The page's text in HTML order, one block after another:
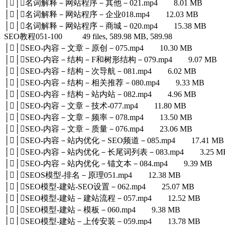
││名词解释－网站程序－其他－021.mp4 8.01 MB
││名词解释－网站程序－企业018.mp4 12.03 MB
││名词解释－网站程序－商城－020.mp4 15.38 MB
SEO教程051-100 49 files, 589.98 MB, 589.98
││SEO-内容－文章－原创－075.mp4 10.30 MB
││SEO-内容－结构－F和树形结构－079.mp4 9.07 MB
││SEO-内容－结构－次导航－081.mp4 6.02 MB
││SEO-内容－结构－相关推荐－080.mp4 9.33 MB
││SEO-内容－结构－站内站－082.mp4 4.96 MB
││SEO-内容－文章－技术-077.mp4 11.80 MB
││SEO-内容－文章－频率－078.mp4 13.50 MB
││SEO-内容－文章－质量－076.mp4 23.06 MB
││SEO-内容－站内优化－SEO频道－085.mp4 17.41 MB
││SEO-内容－站内优化－长尾词列表－083.mp4 3.25
││SEO-内容－站内优化－锚文本－084.mp4 9.39 MB
││SEOS模型-排名－原理051.mp4 12.38 MB
││SEO模型-建站-SEO设置－062.mp4 25.07 MB
││SEO模型-建站－建站流程－057.mp4 12.52 MB
││SEO模型-建站－模板－060.mp4 9.38 MB
││SEO模型-建站－上传安装－059.mp4 13.78 MB